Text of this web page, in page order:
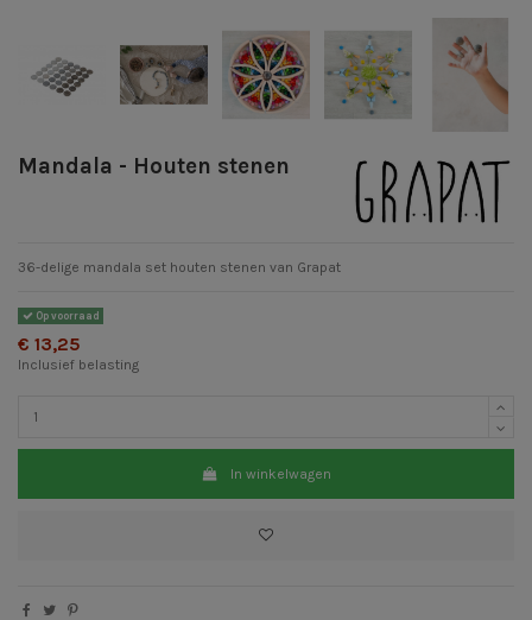
Mandala - Houten stenen
36-delige mandala set houten stenen van Grapat
Op voorraad
€ 13,25
Inclusief belasting
In winkelwagen